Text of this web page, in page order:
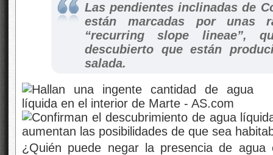
Las pendientes inclinadas de
están marcadas por unas
“recurring slope lineae”,
descubierto que están
salada.
¿Quién puede negar la presencia de